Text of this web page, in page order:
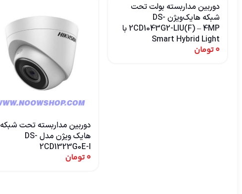
دوربین مداربسته بولت تحت
شبکه هایک‌ویژن DS-
2CD1043G2-LIU(F) – 4MP با
Smart Hybrid Light
0تومان
دوربین مداربسته تحت شبکه
هایک ویژن مدل DS-
2CD1323G0E-I
0تومان